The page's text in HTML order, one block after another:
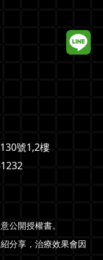
號1,2樓
公開授權書。
分享，治療效果會因